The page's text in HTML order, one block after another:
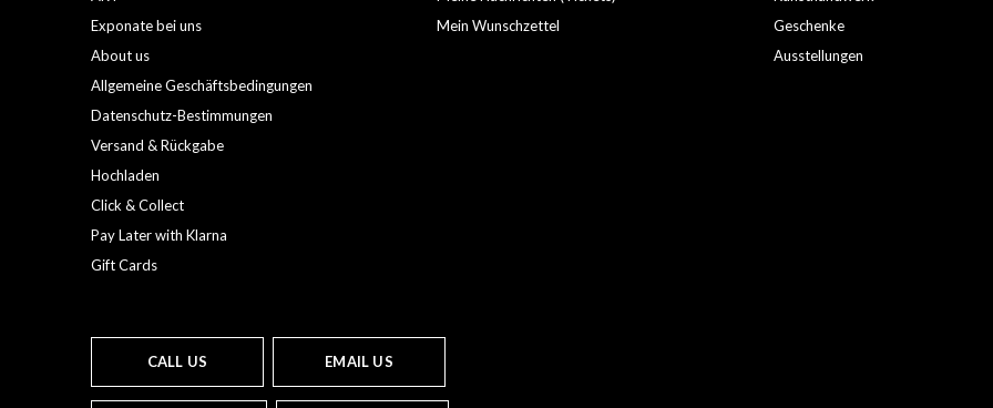
Exponate bei uns
About us
Allgemeine Geschäftsbedingungen
Datenschutz-Bestimmungen
Versand & Rückgabe
Hochladen
Click & Collect
Pay Later with Klarna
Gift Cards
Mein Wunschzettel
Geschenke
Ausstellungen
CALL US EMAIL US